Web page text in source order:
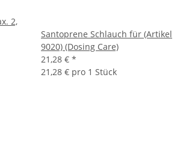
2,
Santoprene Schlauch für (Artikel
9020) (Dosing Care)
21,28 € *
21,28 € pro 1 Stück